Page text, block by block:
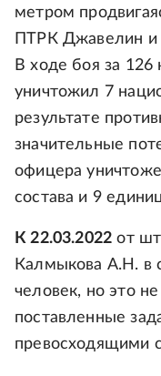
метром
ПТРК Джавелин и
В ходе боя за 126
уничтожил 7
результате
значительные
офицера
состава и 9
К 22.03.2022 от
Калмыкова А.Н. в
человек, но это
поставленные
превосходящими